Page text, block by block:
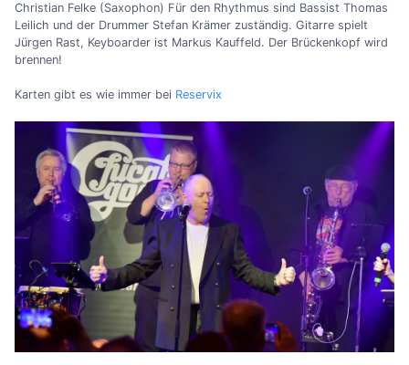
Christian Felke (Saxophon) Für den Rhythmus sind Bassist Thomas
Leilich und der Drummer Stefan Krämer zuständig. Gitarre spielt
Jürgen Rast, Keyboarder ist Markus Kauffeld. Der Brückenkopf wird
brennen!
Karten gibt es wie immer bei Reservix